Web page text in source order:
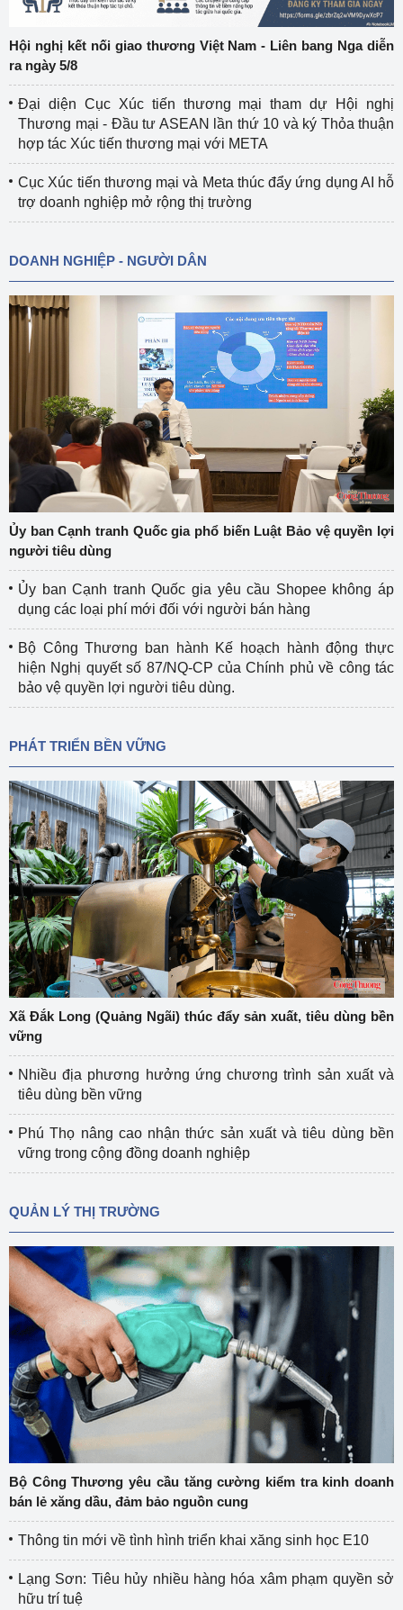
Hội nghị kết nối giao thương Việt Nam - Liên bang Nga diễn
ra ngày 5/8
Đại diện Cục Xúc tiến thương mại tham dự Hội nghị
Thương mại - Đầu tư ASEAN lần thứ 10 và ký Thỏa thuận
hợp tác Xúc tiến thương mại với META
Cục Xúc tiến thương mại và Meta thúc đẩy ứng dụng AI hỗ
trợ doanh nghiệp mở rộng thị trường
DOANH NGHIỆP - NGƯỜI DÂN
Ủy ban Cạnh tranh Quốc gia phổ biến Luật Bảo vệ quyền lợi
người tiêu dùng
Ủy ban Cạnh tranh Quốc gia yêu cầu Shopee không áp
dụng các loại phí mới đối với người bán hàng
Bộ Công Thương ban hành Kế hoạch hành động thực
hiện Nghị quyết số 87/NQ-CP của Chính phủ về công tác
bảo vệ quyền lợi người tiêu dùng.
PHÁT TRIỂN BỀN VỮNG
Xã Đắk Long (Quảng Ngãi) thúc đẩy sản xuất, tiêu dùng bền
vững
Nhiều địa phương hưởng ứng chương trình sản xuất và
tiêu dùng bền vững
Phú Thọ nâng cao nhận thức sản xuất và tiêu dùng bền
vững trong cộng đồng doanh nghiệp
QUẢN LÝ THỊ TRƯỜNG
Bộ Công Thương yêu cầu tăng cường kiểm tra kinh doanh
bán lẻ xăng dầu, đảm bảo nguồn cung
Thông tin mới về tình hình triển khai xăng sinh học E10
Lạng Sơn: Tiêu hủy nhiều hàng hóa xâm phạm quyền sở
hữu trí tuệ